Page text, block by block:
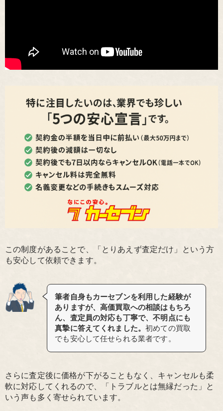
この制度があることで、「とりあえず査定だけ」という方
も安心して依頼できます。
筆者自身もカーセブンを利用した経験が
ありますが、高価買取への相談はもちろ
ん、査定員の対応も丁寧で、不明点にも
真摯に答えてくれました。初めての買取
でも安心して任せられる業者です。
さらに査定後に価格が下がることもなく、キャンセルも柔
軟に対応してくれるので、「トラブルとは無縁だった」と
いう声も多く寄せられています。